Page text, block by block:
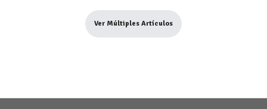
Ver Múltiples Artículos